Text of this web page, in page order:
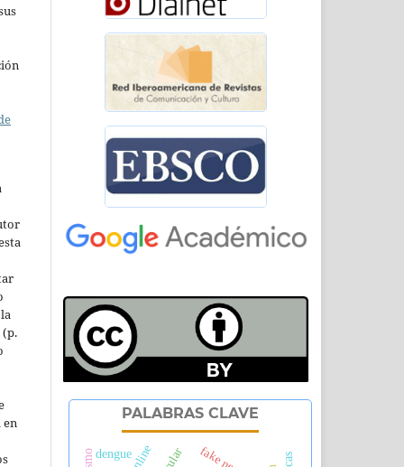
PALABRAS CLAVE
dengue